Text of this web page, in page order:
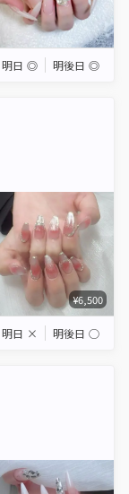
明日 ◎ 明後日 ◎
¥6,500
明日 × 明後日 ◯